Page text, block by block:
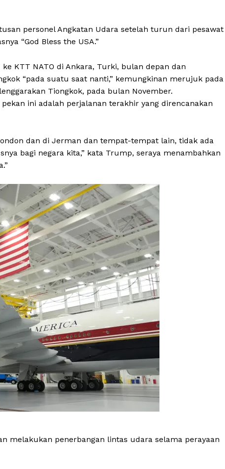
personel Angkatan Udara setelah turun dari pesawat
“God Bless the USA.”
KTT NATO di Ankara, Turki, bulan depan dan
“pada suatu saat nanti,” kemungkinan merujuk pada
Tiongkok, pada bulan November.
ini adalah perjalanan terakhir yang direncanakan
dan di Jerman dan tempat-tempat lain, tidak ada
bagi negara kita,” kata Trump, seraya menambahkan
melakukan penerbangan lintas udara selama perayaan